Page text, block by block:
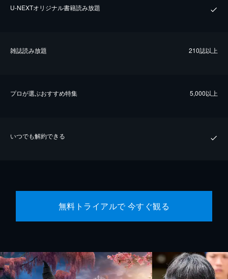
U-NEXTオリジナル書籍読み放題
雑誌読み放題 210誌以上
プロが選ぶおすすめ特集 5,000以上
いつでも解約できる
無料トライアルで 今すぐ観る